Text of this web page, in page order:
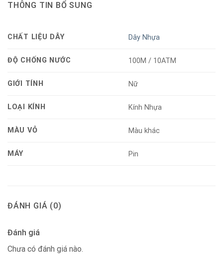
THÔNG TIN BỔ SUNG
CHẤT LIỆU DÂY Dây Nhựa
ĐỘ CHỐNG NƯỚC 100M / 10ATM
GIỚI TÍNH Nữ
LOẠI KÍNH Kính Nhựa
MÀU VỎ Màu khác
MÁY Pin
ĐÁNH GIÁ (0)
Đánh giá
Chưa có đánh giá nào.